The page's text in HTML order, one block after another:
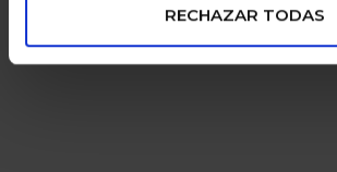
RECHAZAR TODAS